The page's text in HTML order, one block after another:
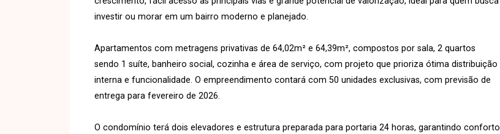
investir ou morar em um bairro moderno e planejado.
Apartamentos com metragens privativas de 64,02m² e 64,39m², compostos por sala, 2 quartos
sendo 1 suíte, banheiro social, cozinha e área de serviço, com projeto que prioriza ótima distribuição
interna e funcionalidade. O empreendimento contará com 50 unidades exclusivas, com previsão de
entrega para fevereiro de 2026.
O condomínio terá dois elevadores e estrutura preparada para portaria 24 horas, garantindo conforto